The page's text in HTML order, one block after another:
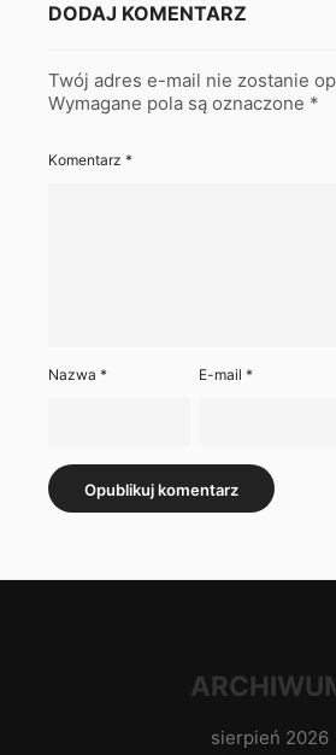
DODAJ KOMENTARZ
Twój adres e-mail nie zostanie
Wymagane pola są oznaczone *
Komentarz *
Nazwa * E-mail*
sierpień 2026